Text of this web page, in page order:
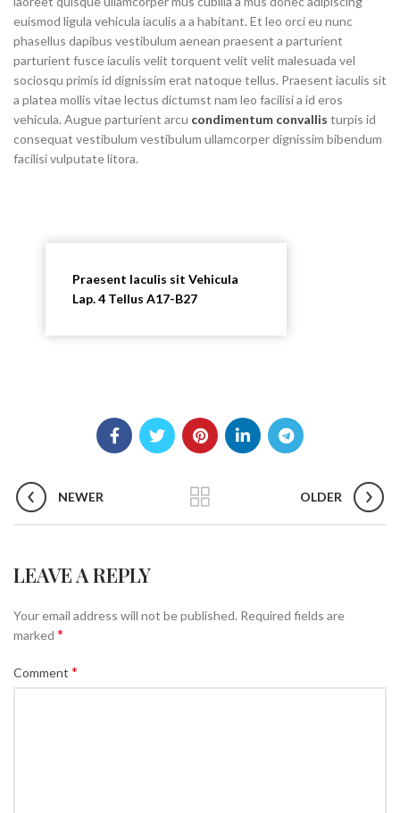
euismod ligula vehicula iaculis a a habitant. Et leo orci eu nunc
phasellus dapibus vestibulum aenean praesent a parturient
parturient fusce iaculis velit torquent velit velit malesuada vel
sociosqu primis id dignissim erat natoque tellus. Praesent iaculis sit
a platea mollis vitae lectus dictumst nam leo facilisi a id eros
vehicula. Augue parturient arcu condimentum convallis turpis id
consequat vestibulum vestibulum ullamcorper dignissim bibendum
facilisi vulputate litora.
Praesent Iaculis sit Vehicula
Lap. 4 Tellus A17-B27
NEWER OLDER
LEAVE A REPLY
Your email address will not be published. Required fields are
marked *
Comment *